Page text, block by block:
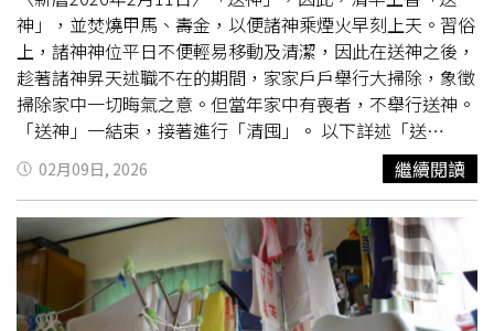
神」，並焚燒甲馬、壽金，以便諸神乘煙火早刻上天。習俗
上，諸神神位平日不便輕易移動及清潔，因此在送神之後，
趁著諸神昇天述職不在的期間，家家戶戶舉行大掃除，象徵
掃除家中一切晦氣之意。但當年家中有喪者，不舉行送神。
「送神」一結束，接著進行「清囤」。 以下詳述「送
神」、「清囤」禁忌及開運法：一、2026年最佳「送神」
時間「子」時是一天的開始，「子」時是晚上23點至01
點，因為「送神」愈早愈好，2026年2月10日晚上23點，就
是民俗「子」時的開始，因此，在這時間「送神」最有誠
意，可以讓神明最早放假，讓祂更開心來保佑我們。二、
「清囤」順序「送神」完緊接著再到神位前燒香秉告神明及
祖先，即將進行「清囤」，也就是依序清理家中神像神明香
02月09日, 2026 繼續閱讀